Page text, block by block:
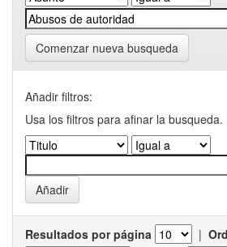
Comenzar nueva busqueda
Añadir filtros:
Usa los filtros para afinar la busqueda.
Resultados por página |